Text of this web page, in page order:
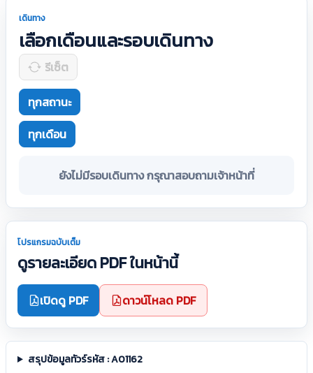
เดินทาง
เลือกเดือนและรอบเดินทาง
รีเซ็ต
ทุกสถานะ
ทุกเดือน
ยังไม่มีรอบเดินทาง กรุณาสอบถามเจ้าหน้าที่
โปรแกรมฉบับเต็ม
ดูรายละเอียด PDF ในหน้านี้
เปิดดู PDF ดาวน์โหลด PDF
สรุปข้อมูลทัวร์รหัส : A01162